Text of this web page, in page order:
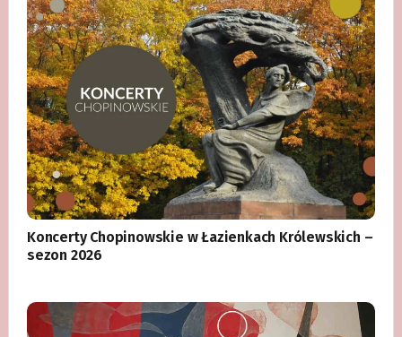
Koncerty Chopinowskie w Łazienkach Królewskich –
sezon 2026